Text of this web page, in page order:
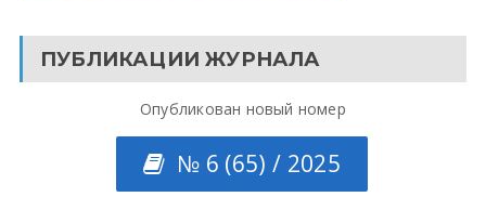
ПУБЛИКАЦИИ ЖУРНАЛА
Опубликован новый номер
№ 6 (65) / 2025